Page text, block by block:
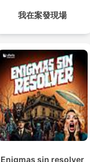
我在案發現場
Enigmas sin resolver